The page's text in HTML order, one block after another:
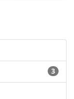
3